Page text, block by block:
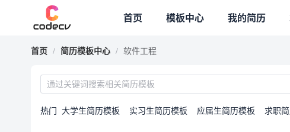
首页 模板中心 我的简历
专题模板
首页 / 简历模板中心 / 软件工程
热门 大学生简历模板 实习生简历模板 应届生简历模板 求职